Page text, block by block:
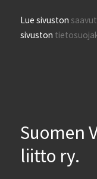
Lue sivuston
sivuston
Suomen
liitto ry.